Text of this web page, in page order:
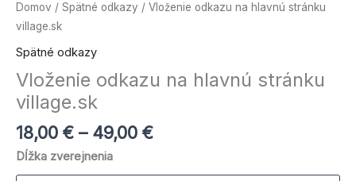
Domov / Spätné odkazy / Vloženie odkazu na hlavnú stránku
village.sk
Spätné odkazy
Vloženie odkazu na hlavnú stránku
village.sk
18,00 € – 49,00 €
Dĺžka zverejnenia